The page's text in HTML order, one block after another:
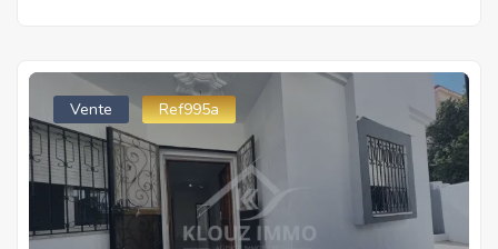
Vente Ref995a